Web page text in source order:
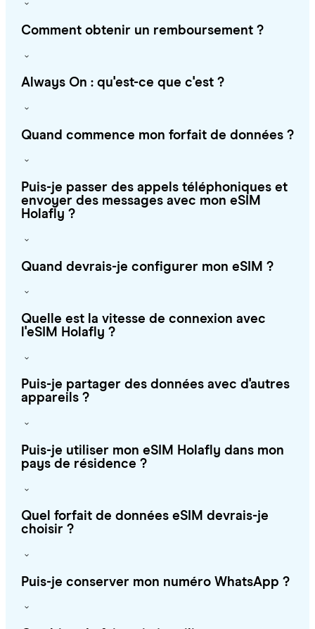
Comment obtenir un remboursement ?
Always On : qu'est-ce que c'est ?
Quand commence mon forfait de données ?
Puis-je passer des appels téléphoniques et
envoyer des messages avec mon eSIM
Holafly ?
Quand devrais-je configurer mon eSIM ?
Quelle est la vitesse de connexion avec
l'eSIM Holafly ?
Puis-je partager des données avec d'autres
appareils ?
Puis-je utiliser mon eSIM Holafly dans mon
pays de résidence ?
Quel forfait de données eSIM devrais-je
choisir ?
Puis-je conserver mon numéro WhatsApp ?